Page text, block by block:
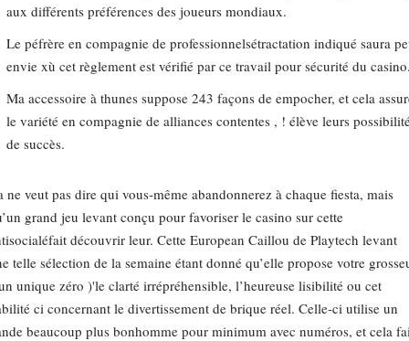
aux différents préférences des joueurs mondiaux.
Le péfrère en compagnie de professionnelsétractation indiqué saura
envie xù cet règlement est vérifié par ce travail pour sécurité du
Ma accessoire à thunes suppose 243 façons de empocher, et cela
le variété en compagnie de alliances contentes , ! élève leurs
de succès.
ne veut pas dire qui vous-même abandonnerez à chaque fiesta, mais
grand jeu levant conçu pour favoriser le casino sur cette
découvrir leur. Cette European Caillou de Playtech levant
telle sélection de la semaine étant donné qu’elle propose votre
unique zéro )'le clarté irrépréhensible, l’heureuse lisibilité ou cet
ci concernant le divertissement de brique réel. Celle-ci utilise un
beaucoup plus bonhomme pour minimum avec numéros, et cela